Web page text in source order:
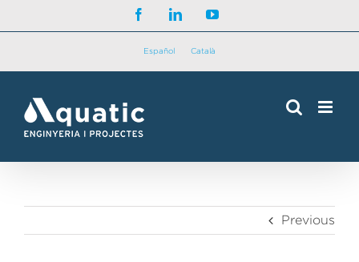
FacebookLinkedInYouTube
Español Català
Previous